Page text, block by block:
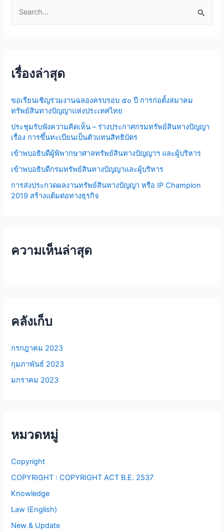
c
f
o
r
เรื่องล่าสุด
ขอเรียนเชิญร่วมงานฉลองครบรอบ ๕๐ ปี การก่อตั้งสมาคม
ทรัพย์สินทางปัญญาแห่งประเทศไทย
ประชุมรับฟังความคิดเห็น – ร่างประกาศกรมทรัพย์สินทางปัญญา
เรื่อง การขึ้นทะเบียนเป็นตัวแทนสิทธิบัตร
เข้าพบอธิบดีผู้พิพากษาศาลทรัพย์สินทางปัญญาฯ และผู้บริหาร
เข้าพบอธิบดีกรมทรัพย์สินทางปัญญาและผู้บริหาร
การส่งประกวดผลงานทรัพย์สินทางปัญญา หรือ IP Champion
2019 สร้างแต้มต่อทางธุรกิจ
ความเห็นล่าสุด
คลังเก็บ
กรกฎาคม 2023
กุมภาพันธ์ 2023
มกราคม 2023
หมวดหมู่
Copyright
COPYRIGHT : COPYRIGHT ACT B.E. 2537
Knowledge
Law (English)
New & Update